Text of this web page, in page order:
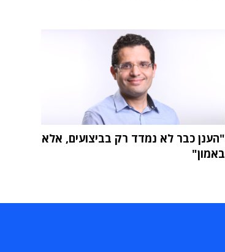
"הענן כבר לא נמדד רק בביצועים, אלא
באמון"